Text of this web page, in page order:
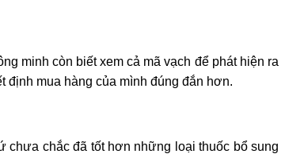
minh còn biết xem cả mã vạch để phát hiện ra
định mua hàng của mình đúng đắn hơn.
chắc đã tốt hơn những loại thuốc bổ sung